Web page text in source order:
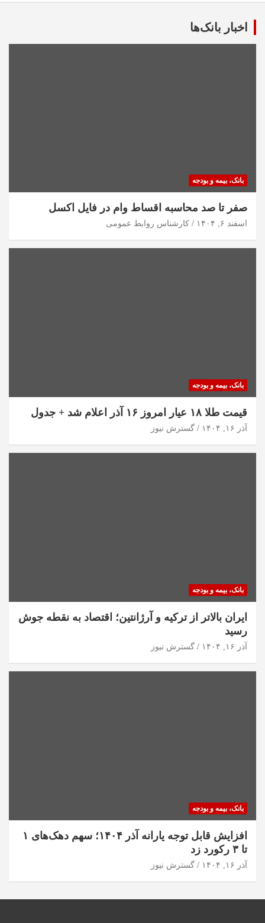
اخبار بانک‌ها
بانک، بیمه و بودجه
صفر تا صد محاسبه اقساط وام در فایل اکسل
اسفند ۶, ۱۴۰۴ کارشناس روابط عمومی
بانک، بیمه و بودجه
قیمت طلا ۱۸ عیار امروز ۱۶ آذر اعلام شد + جدول
آذر ۱۶, ۱۴۰۴ گسترش نیوز
بانک، بیمه و بودجه
ایران بالاتر از ترکیه و آرژانتین؛ اقتصاد به نقطه جوش
رسید
آذر ۱۶, ۱۴۰۴ گسترش نیوز
بانک، بیمه و بودجه
افزایش قابل توجه یارانه آذر ۱۴۰۴؛ سهم دهک‌های ۱
تا ۳ رکورد زد
آذر ۱۶, ۱۴۰۴ گسترش نیوز